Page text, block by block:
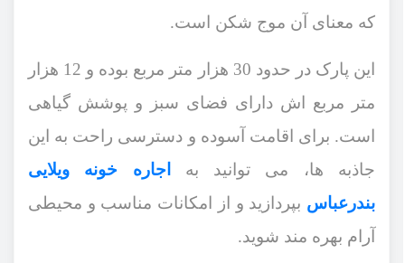
که معنای آن موج ‌شکن است.
این پارک در حدود 30 هزار متر مربع بوده و 12 هزار
متر مربع اش دارای فضای سبز و پوشش گیاهی
است. برای اقامت آسوده و دسترسی راحت به این
جاذبه ‌ها، می ‌توانید به
اجاره خونه ویلایی
بندرعباس بپردازید و از امکانات مناسب و محیطی
آرام بهره ‌مند شوید.